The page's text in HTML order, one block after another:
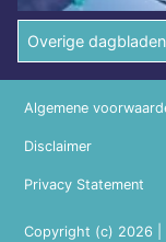
Overige
Copyright (c) 2026 |
Algemene
Disclaimer
Privacy Statement